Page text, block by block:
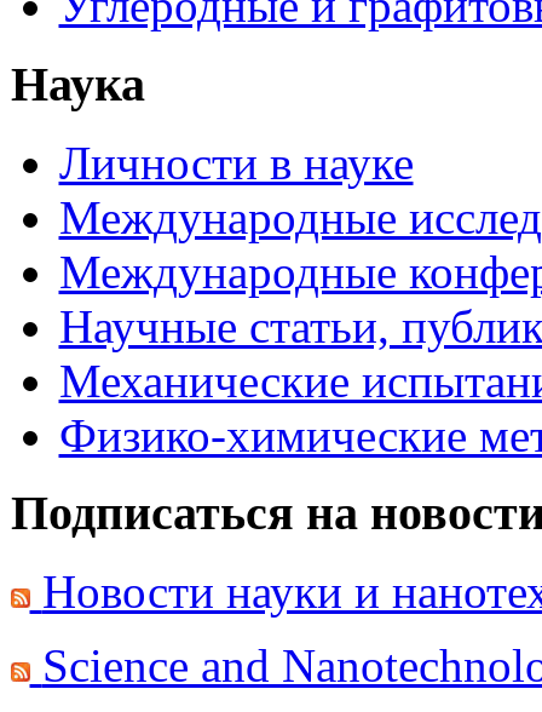
Наука
Личности в науке
Международные
Международные
Научные статьи,
Механические
Физико-химические
Подписаться на
Новости науки и
Science and